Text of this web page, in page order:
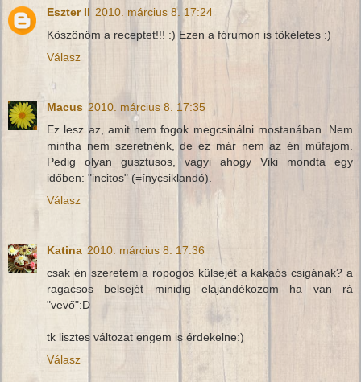
Eszter II 2010. március 8. 17:24
Köszönöm a receptet!!! :) Ezen a fórumon is tökéletes :)
Válasz
Macus 2010. március 8. 17:35
Ez lesz az, amit nem fogok megcsinálni mostanában. Nem
mintha nem szeretnénk, de ez már nem az én műfajom.
Pedig olyan gusztusos, vagyi ahogy Viki mondta egy
időben: "incitos" (=ínycsiklandó).
Válasz
Katina 2010. március 8. 17:36
csak én szeretem a ropogós külsejét a kakaós csigának? a
ragacsos belsejét minidig elajándékozom ha van rá
"vevő":D
tk lisztes változat engem is érdekelne:)
Válasz